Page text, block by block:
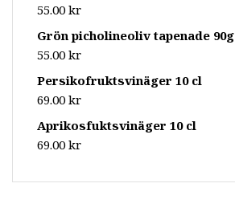
55.00 kr
Grön picholineoliv tapenade 90g
55.00 kr
Persikofruktsvinäger 10 cl
69.00 kr
Aprikosfuktsvinäger 10 cl
69.00 kr